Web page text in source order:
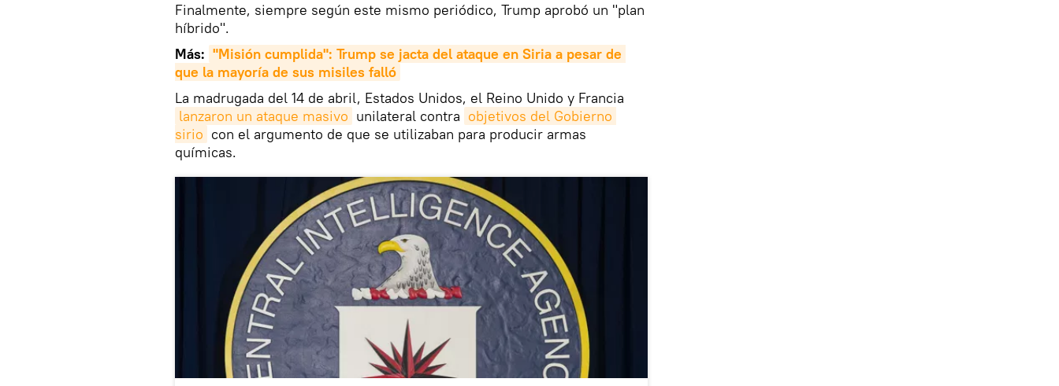
Finalmente, siempre según este mismo periódico, Trump aprobó un "plan
híbrido".
Más: "Misión cumplida": Trump se jacta del ataque en Siria a pesar de
que la mayoría de sus misiles falló
La madrugada del 14 de abril, Estados Unidos, el Reino Unido y Francia
lanzaron un ataque masivo unilateral contra objetivos del Gobierno
sirio con el argumento de que se utilizaban para producir armas
químicas.